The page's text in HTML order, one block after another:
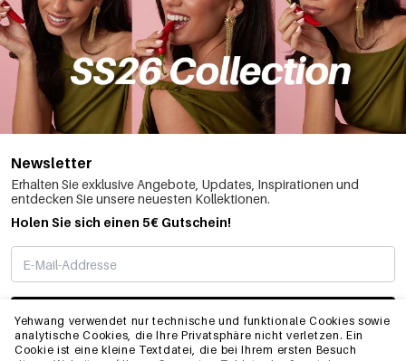
Yehwang verwendet nur technische und funktionale Cookies sowie
analytische Cookies, die Ihre Privatsphäre nicht verletzen. Ein
Cookie ist eine kleine Textdatei, die bei Ihrem ersten Besuch
Newsletter
Erhalten Sie exklusive Angebote, Updates, Inspirationen und
entdecken Sie unsere neuesten Kollektionen.
Holen Sie sich einen 5€ Gutschein!
ABONNIEREN